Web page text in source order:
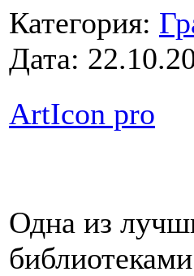
Категория:
Дата:
ArtIcon pro
Одна из